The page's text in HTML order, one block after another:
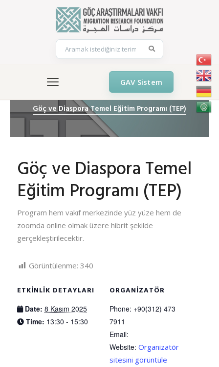
GAV Sistem
Göç ve Diaspora Temel Eğitim Programı (TEP)
Göç ve Diaspora Temel
Eğitim Programı (TEP)
Program hem vakıf merkezinde yüz yüze hem de
zoomda online olmak üzere hibrit şekilde
gerçekleştirilecektir.
Görüntülenme: 340
ETKINLIK DETAYLARI
Date: 8 Kasım 2025
Time: 13:30 - 15:30
ORGANIZATÖR
Phone: +90(312) 473
7911
Email:
Website: Organizatör
sitesini görüntüle